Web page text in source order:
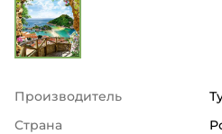
Производитель
Страна